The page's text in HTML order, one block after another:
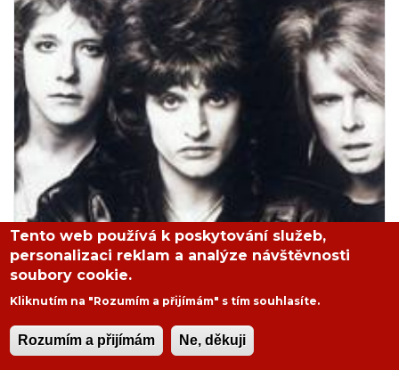
Tento web používá k poskytování služeb,
personalizaci reklam a analýze návštěvnosti
soubory cookie.
Kliknutím na "Rozumím a přijímám" s tím souhlasíte.
Rozumím a přijímám Ne, děkuji